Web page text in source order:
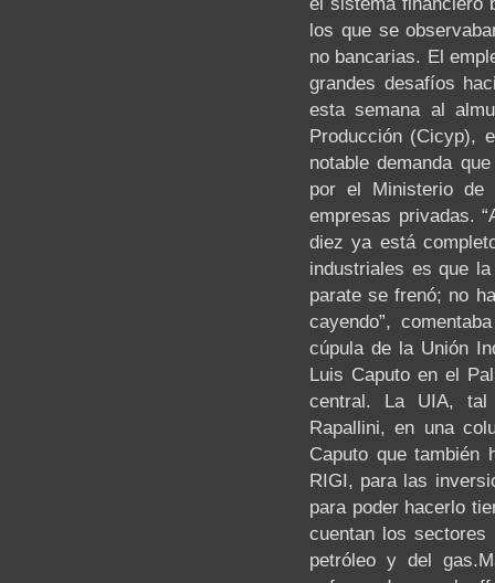
los que se
no bancarias. El
grandes desafíos
esta semana al
Producción (Cicyp),
notable demanda
por el Ministerio de
empresas privadas.
diez ya está
industriales es que
parate se frenó; no
cayendo”,
cúpula de la Unión
Luis Caputo en el
central. La UIA, tal
Rapallini, en una
Caputo que también
RIGI, para las
para poder hacerlo
cuentan los
petróleo y del